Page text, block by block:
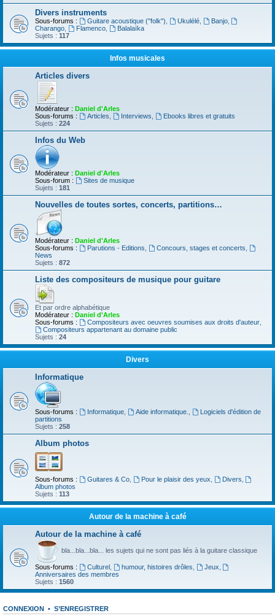
Divers instruments
Sous-forums : Guitare acoustique ("folk") Ukulélé, Banjo,
Charango
Flamenco,
Balalaïka
Sujets : 117
Infos musicales
Articles divers
Modérateur : Daniel d'Arles
Sous-forums :
Articles Interviews
Ebooks libres et gratuits
Sujets : 224
Infos du Web
Modérateur : Daniel d'Arles
Sous-forum :
Sites de musique
Sujets : 181
Nouvelles de toutes sortes, concerts, partitions…
Modérateur : Daniel d'Arles
Sous-forums :
Parutions - Editions Concours, stages et concerts
News
Sujets : 872
Liste des compositeurs de musique pour guitare
Et par ordre alphabétique
Modérateur : Daniel d'Arles
Sous-forums :
Compositeurs avec oeuvres soumises aux droits d'auteur,
Compositeurs appartenant au domaine public
Sujets : 24
Divers
Informatique
Sous-forums : Informatique, Aide informatique.
Logiciels d'édition de
partitions
Sujets : 258
Album photos
Sous-forums : Guitares & Co, Pour le plaisir des yeux Divers
Album photos
Sujets : 113
Autour de la machine à café
Autour de la machine à café
bla...bla...bla... les sujets qui ne sont pas liés à la guitare classique
Sous-forums : Culturel, humour, histoires drôles Jeux
Anniversaires des membres
Sujets : 1560
CONNEXION • S’ENREGISTRER